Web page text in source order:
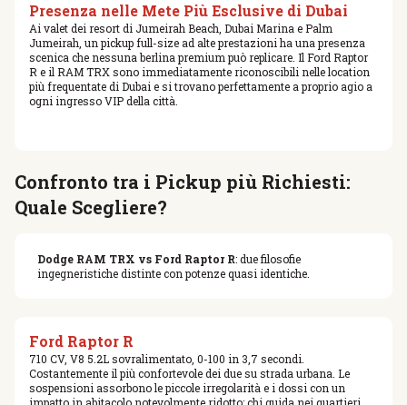
Presenza nelle Mete Più Esclusive di Dubai
Ai valet dei resort di Jumeirah Beach, Dubai Marina e Palm
Jumeirah, un pickup full-size ad alte prestazioni ha una presenza
scenica che nessuna berlina premium può replicare. Il Ford Raptor
R e il RAM TRX sono immediatamente riconoscibili nelle location
più frequentate di Dubai e si trovano perfettamente a proprio agio a
ogni ingresso VIP della città.
Confronto tra i Pickup più Richiesti:
Quale Scegliere?
Dodge RAM TRX vs Ford Raptor R: due filosofie
ingegneristiche distinte con potenze quasi identiche.
Ford Raptor R
710 CV, V8 5.2L sovralimentato, 0-100 in 3,7 secondi.
Costantemente il più confortevole dei due su strada urbana. Le
sospensioni assorbono le piccole irregolarità e i dossi con un